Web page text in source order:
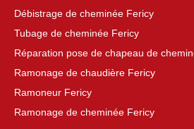
Débistrage de cheminée Fericy
Tubage de cheminée Fericy
Réparation pose de chapeau de
Ramonage de chaudière Fericy
Ramoneur Fericy
Ramonage de cheminée Fericy